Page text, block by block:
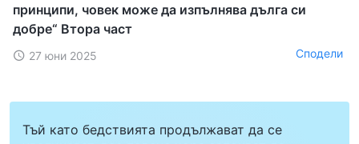
принципи, човек може да изпълнява дълга си
добре“ Втора част
27 юни 2025 Сподели
Тъй като бедствията продължават да се